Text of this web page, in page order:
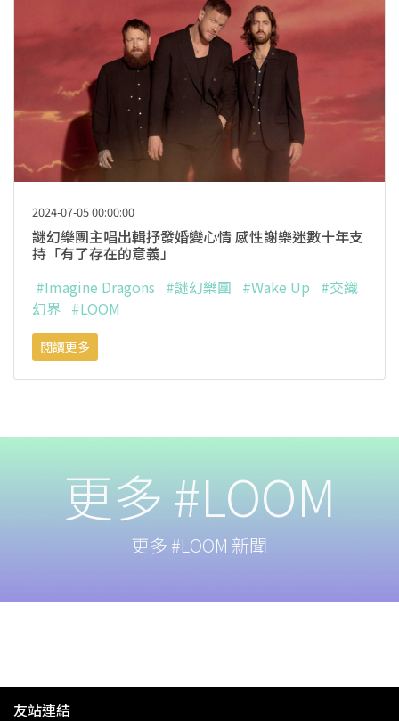
2024-07-05 00:00:00
謎幻樂團主唱出輯抒發婚變心情 感性謝樂迷數十年支
持「有了存在的意義」
#Imagine Dragons #謎幻樂團 #Wake Up #交織
幻界 #LOOM
閱讀更多
更多 #LOOM
更多 #LOOM 新聞
友站連結